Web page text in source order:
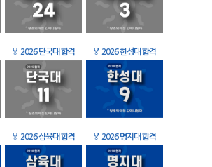
🏅 2026 단국대 합격 🏅 2026 한성대 합격
🏅 2026 삼육대 합격 🏅 2026 명지대 합격